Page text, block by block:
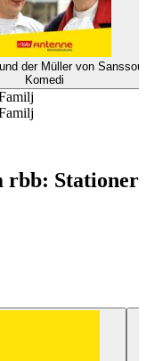
der Müller von
Komedi
rbb: Stationer